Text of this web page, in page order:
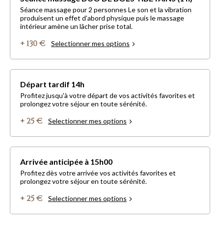
Séance massage pour 2 personnes Le son et la vibration
produisent un effet d’abord physique puis le massage
intérieur amène un lâcher prise total.
+ 130 € Selectionner mes options
Départ tardif 14h
Profitez jusqu'à votre départ de vos activités favorites et
prolongez votre séjour en toute sérénité.
+ 25 € Selectionner mes options
Arrivée anticipée à 15h00
Profitez dès votre arrivée vos activités favorites et
prolongez votre séjour en toute sérénité.
+ 25 € Selectionner mes options